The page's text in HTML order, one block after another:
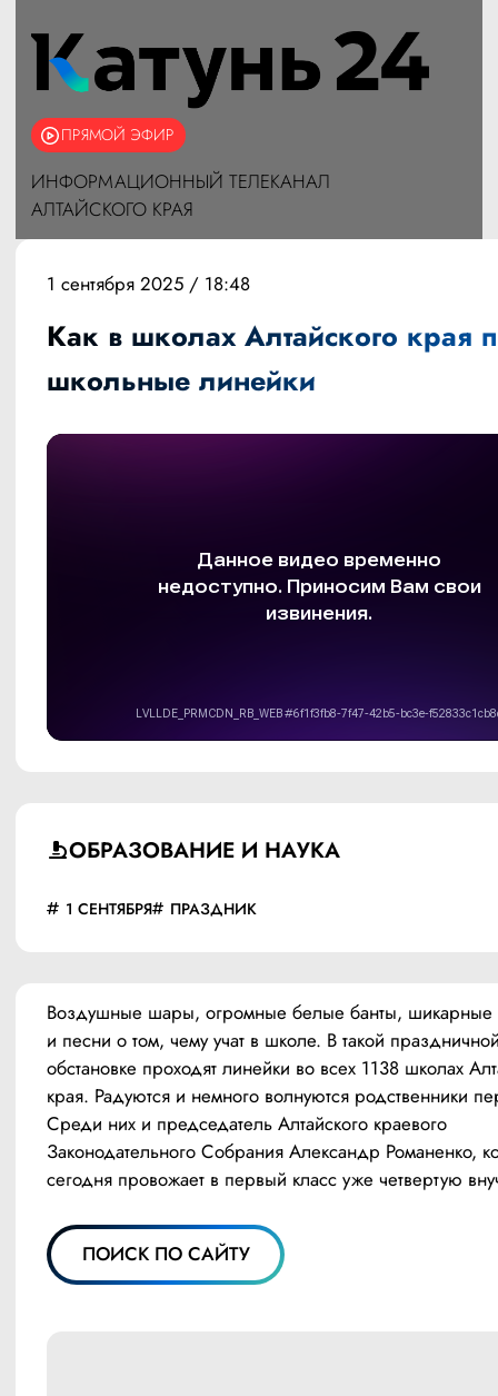
ПРЯМОЙ ЭФИР
ИНФОРМАЦИОННЫЙ ТЕЛЕКАНАЛ
АЛТАЙСКОГО КРАЯ
ОБРАЗОВАНИЕ И НАУКА
1 СЕНТЯБРЯ ПРАЗДНИК
1 сентября 2025 / 18:48
Как в школах Алтайского края
школьные линейки
Воздушные шары, огромные белые банты, шикарные
и песни о том, чему учат в школе. В такой
обстановке проходят линейки во всех 1138 школах
края. Радуются и немного волнуются родственники
Среди них и председатель Алтайского краевого
Законодательного Собрания Александр Романенко,
сегодня провожает в первый класс уже четвертую
ПОИСК ПО САЙТУ